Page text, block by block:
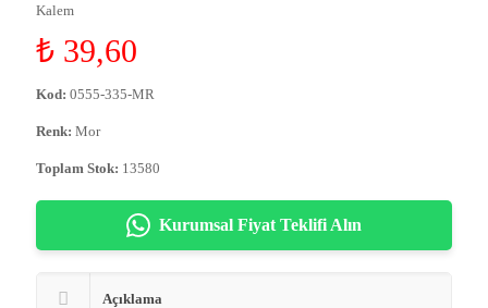
Kalem
₺ 39,60
Kod: 0555-335-MR
Renk: Mor
Toplam Stok: 13580
Kurumsal Fiyat Teklifi Alın
Açıklama